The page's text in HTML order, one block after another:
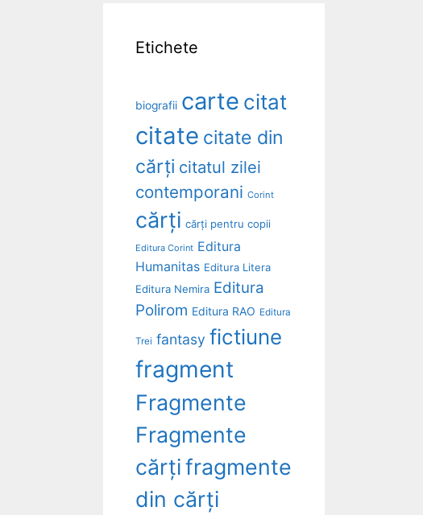
Etichete
biografii carte citat
citate citate din
cărți citatul zilei
contemporani Corint
cărți cărți pentru copii
Editura Corint Editura
Humanitas Editura Litera
Editura Nemira Editura
Polirom Editura RAO Editura
Trei fantasy fictiune
fragment
Fragmente
Fragmente
cărțifragmente
din cărți